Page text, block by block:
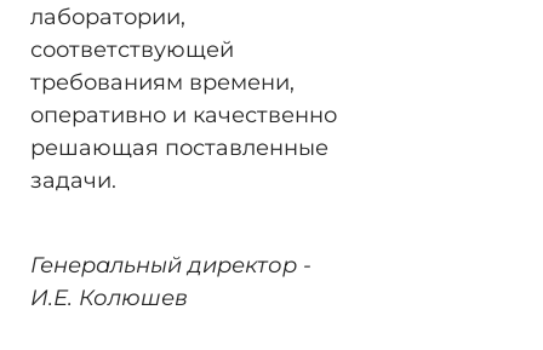
лаборатории,
соответствующей
требованиям времени,
оперативно и качественно
решающая поставленные
задачи.
Генеральный директор -
И.Е. Колюшев